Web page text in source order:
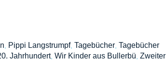
Pippi Langstrumpf, Tagebücher, Tagebücher
Jahrhundert, Wir Kinder aus Bullerbü Zweiter